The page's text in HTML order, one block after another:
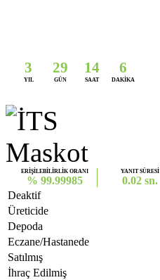
3
YIL
29
GÜN
14
SAAT
6
DAKİKA
ERİŞİLEBİLİRLİK ORANI
% 99.99985
YANIT SÜRESİ
0.02 sn.
Deaktif
Üreticide
Depoda
Eczane/Hastanede
Satılmış
İhraç Edilmiş